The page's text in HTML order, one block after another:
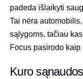
padeda išlaikyti
Tai nėra
sąlygoms, tačiau
Focus pasirodo
Kuro